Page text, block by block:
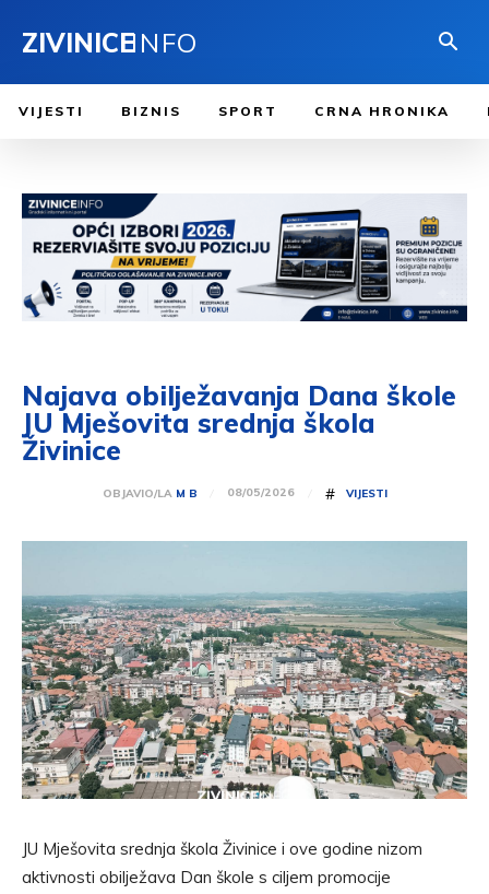
ZIVINICEINFO
VIJESTI BIZNIS SPORT CRNA HRONIKA
Najava obilježavanja Dana škole
JU Mješovita srednja škola
Živinice
OBJAVIO/LA M B 08/05/2026 # VIJESTI
JU Mješovita srednja škola Živinice i ove godine nizom
aktivnosti obilježava Dan škole s ciljem promocije